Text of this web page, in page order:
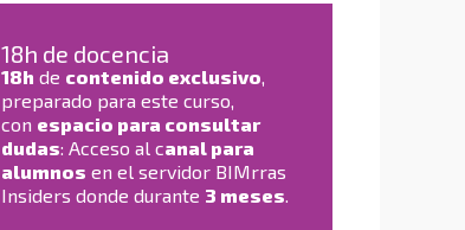
18h de docencia
18h de contenido exclusivo,
preparado para este curso,
con espacio para consultar
dudas: Acceso al canal para
alumnos en el servidor BIMrras
Insiders donde durante 3 meses.